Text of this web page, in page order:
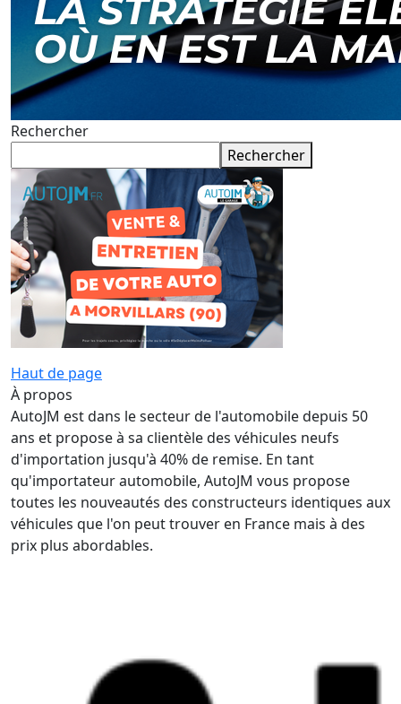
Rechercher
Rechercher
Haut de page
À propos
AutoJM est dans le secteur de l'automobile depuis 50
ans et propose à sa clientèle des véhicules neufs
d'importation jusqu'à 40% de remise. En tant
qu'importateur automobile, AutoJM vous propose
toutes les nouveautés des constructeurs identiques aux
véhicules que l'on peut trouver en France mais à des
prix plus abordables.